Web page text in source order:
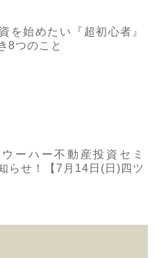
を始めたい『超初心者』
8つのこと
ーハー不動産投資セミ
らせ！【7月14日(日)四ツ